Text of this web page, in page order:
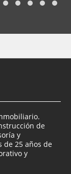
de
y
de 25 años de
y